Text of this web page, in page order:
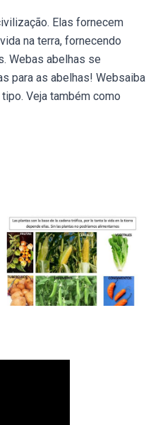
Elas fornecem
na terra, fornecendo
Webas abelhas se
para as abelhas! Websaiba
Veja também como